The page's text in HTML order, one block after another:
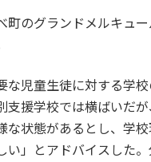
のグランドメルキュー
児童生徒に対する学
援学校では横ばいだ
状態があるとし、学
」とアドバイスした